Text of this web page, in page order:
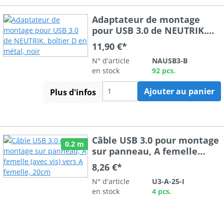
Adaptateur de montage
pour USB 3.0 de NEUTRIK.
boîtier D en métal, noir
11,90 €*
N° d'article
NAUSB3-B
en stock
92 pcs.
Plus d'infos Ajouter au panier
0.2 m
Câble USB 3.0 pour montage
sur panneau, A femelle
(avec vis) vers A femelle,
20cm
8,26 €*
N° d'article
U3-A-25-I
en stock
4 pcs.